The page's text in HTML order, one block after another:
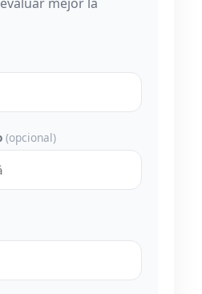
(opcional)